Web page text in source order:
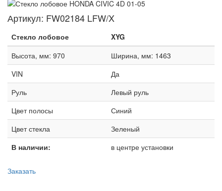
Артикул: FW02184 LFW/X
Стекло лобовое
XYG
Высота, мм: 970
Ширина, мм: 1463
VIN
Да
Руль
Левый руль
Цвет полосы
Синий
Цвет стекла
Зеленый
В наличии:
в центре установки
Заказать